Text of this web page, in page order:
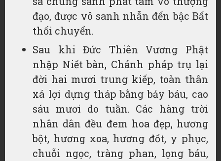
đạo, được vô sanh nhẫn đến bậc Bất
thối chuyển.
Sau khi Đức Thiên Vương Phật
nhập Niết bàn, Chánh pháp trụ lại
đời hai mươi trung kiếp, toàn thân
xá lợi dựng tháp bằng bảy báu, cao
sáu mươi do tuần. Các hàng trời
nhân dân đều đem hoa đẹp, hương
bột, hương xoa, hương đốt, y phục,
chuỗi ngọc, tràng phan, lọng báu,